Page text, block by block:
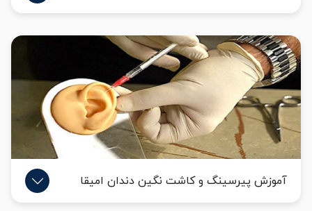
آموزش پیرسینگ و کاشت نگین دندان امیقا